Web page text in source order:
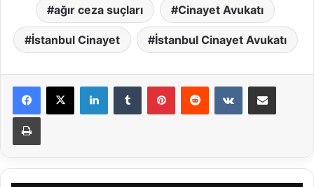
ağır ceza suçları Cinayet Avukatı
İstanbul Cinayet İstanbul Cinayet Avukatı
LinkedInTumblr PinterestReddit VKontakteE-Posta ile paylaş
Yazdır